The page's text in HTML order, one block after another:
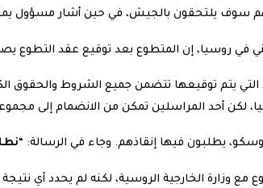
سوف يلتحقون بالجيش، في حين أشار مسؤول
في روسيا، إن المتطوع بعد توقيع عقد التطوع
لكن أحد المراسلين تمكن من الانضمام إلى
مع وزارة الخارجية الروسية، لكنه لم يحدد أي نتيجة